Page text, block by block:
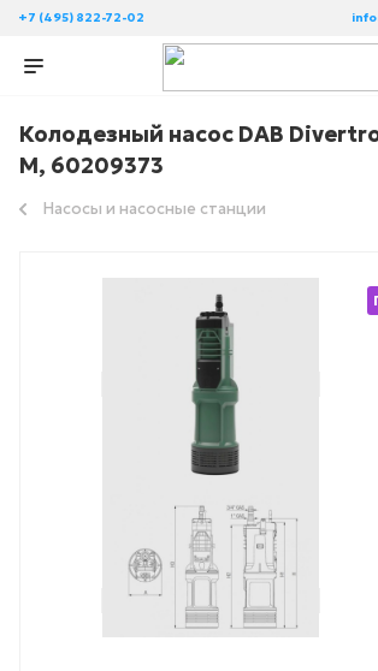
+7 (495) 822-72-02
Колодезный насос DAB
M, 60209373
Насосы и насосные станции